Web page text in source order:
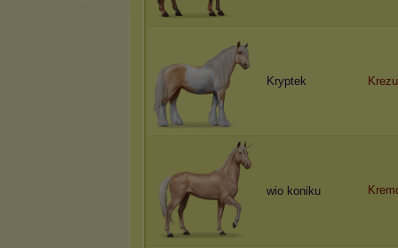
Kryptek
wio koniku